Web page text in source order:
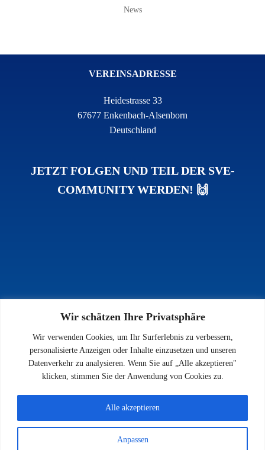
Wir schätzen Ihre Privatsphäre
Wir verwenden Cookies, um Ihr Surferlebnis zu verbessern,
personalisierte Anzeigen oder Inhalte einzusetzen und unseren
Datenverkehr zu analysieren. Wenn Sie auf „Alle akzeptieren"
klicken, stimmen Sie der Anwendung von Cookies zu.
Anpassen
Alle akzeptieren
News
VEREINSADRESSE
Heidestrasse 33
67677 Enkenbach-Alsenborn
Deutschland
JETZT FOLGEN UND TEIL DER SVE-
COMMUNITY WERDEN! 🙌
INFOS
Impressum
Datenschutz
Kontakt